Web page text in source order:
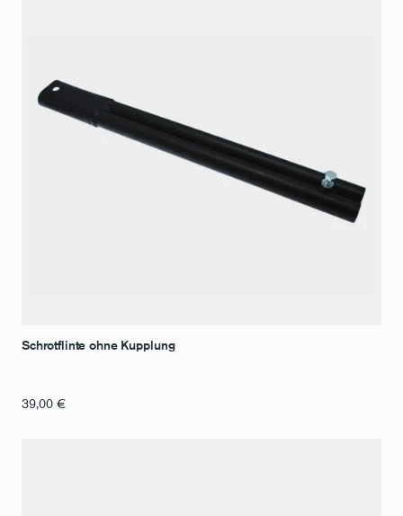
Schrotflinte ohne Kupplung
39,00 €